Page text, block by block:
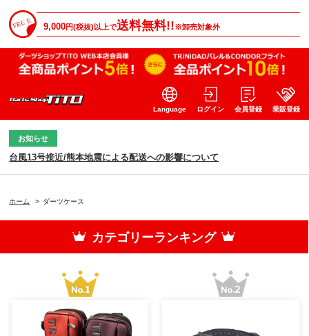
9,000円(税抜)以上で送料無料!!※卸売対象外
Language ログイン 会員登録 業販登録
お知らせ
台風13号接近/熊本地震による配送への影響について
ホーム > ダーツケース
カテゴリーランキング